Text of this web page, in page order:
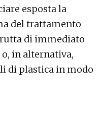
esposta la
del trattamento
di immediato
in alternativa,
di plastica in modo